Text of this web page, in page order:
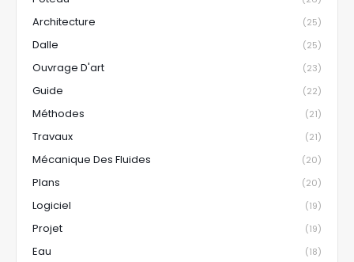
Architecture (25)
Dalle (25)
Ouvrage D'art (23)
Guide (22)
Méthodes (21)
Travaux (21)
Mécanique Des Fluides (20)
Plans (20)
Logiciel (19)
Projet (19)
Eau (18)